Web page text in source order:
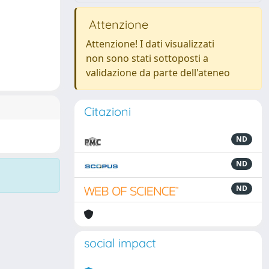
Attenzione
Attenzione! I dati visualizzati
non sono stati sottoposti a
validazione da parte dell'ateneo
Citazioni
ND
ND
ND
social impact